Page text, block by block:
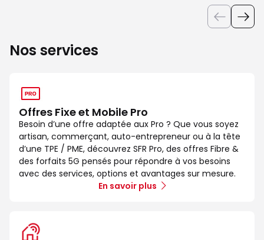
Nos services
Offres Fixe et Mobile Pro
Besoin d’une offre adaptée aux Pro ? Que vous soyez
artisan, commerçant, auto-entrepreneur ou à la tête
d’une TPE / PME, découvrez SFR Pro, des offres Fibre &
des forfaits 5G pensés pour répondre à vos besoins
avec des services, options et avantages sur mesure.
En savoir plus